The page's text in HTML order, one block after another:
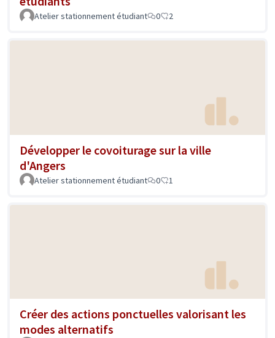
Atelier stationnement étudiant 0 2
Développer le covoiturage sur la ville
d'Angers
Atelier stationnement étudiant 0 1
Créer des actions ponctuelles valorisant les
modes alternatifs